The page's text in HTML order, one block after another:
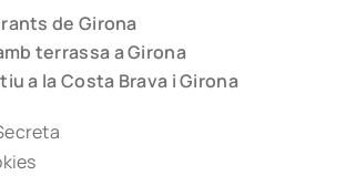
de Girona
terrassa a Girona
a la Costa Brava i Girona